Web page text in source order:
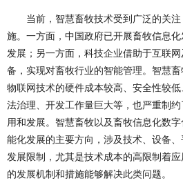
当前，智慧畜牧技术受到广泛的关注
施。一方面，中国政府已开展畜牧信息
发展；另一方面，科技企业借助于互联
备，实现对畜牧行业的智能管理。智慧
物联网技术的硬件成本较高、安全性较
法治理、开发工作量巨大等，也严重制
用和发展。智慧畜牧以及畜牧信息化数
能化发展的主要方向，涉及技术、设备
发展限制，尤其是技术成本的高限制着
的发展机制和措施能够解决此类问题。